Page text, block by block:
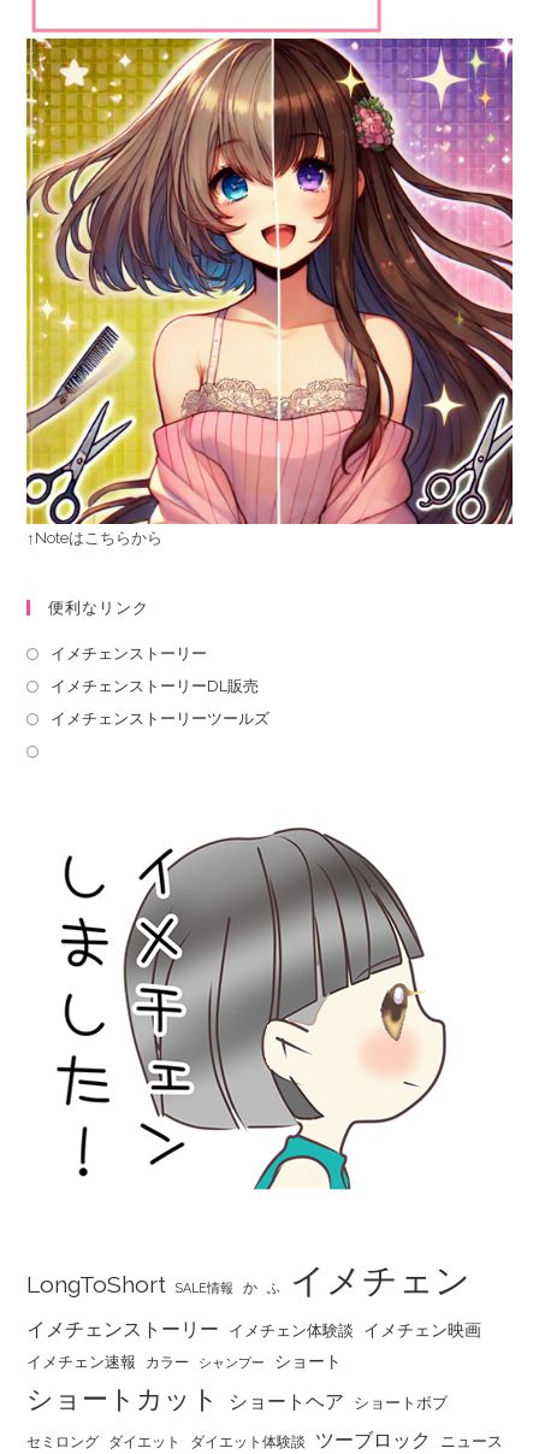
↑Noteはこちらから
便利なリンク
イメチェンストーリー
イメチェンストーリーDL販売
イメチェンストーリーツールズ
LongToShort SALE情報 か ふ イメチェン
イメチェンストーリー イメチェン体験談 イメチェン映画
イメチェン速報 カラー シャンプー ショート
ショートカット ショートヘア ショートボブ
セミロング ダイエット ダイエット体験談 ツーブロック ニュース